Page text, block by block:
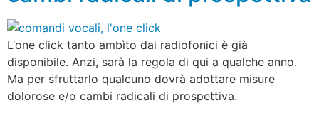
L‘one click tanto ambìto dai radiofonici è già
disponibile. Anzi, sarà la regola di qui a qualche anno.
Ma per sfruttarlo qualcuno dovrà adottare misure
dolorose e/o cambi radicali di prospettiva.